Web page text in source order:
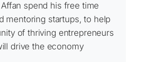
spend his free time
mentoring startups, to help
of thriving entrepreneurs
drive the economy.